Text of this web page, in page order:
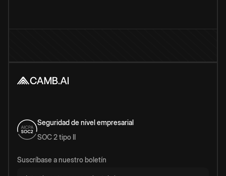
Seguridad de nivel empresarial
SOC 2 tipo II
Suscríbase a nuestro boletín